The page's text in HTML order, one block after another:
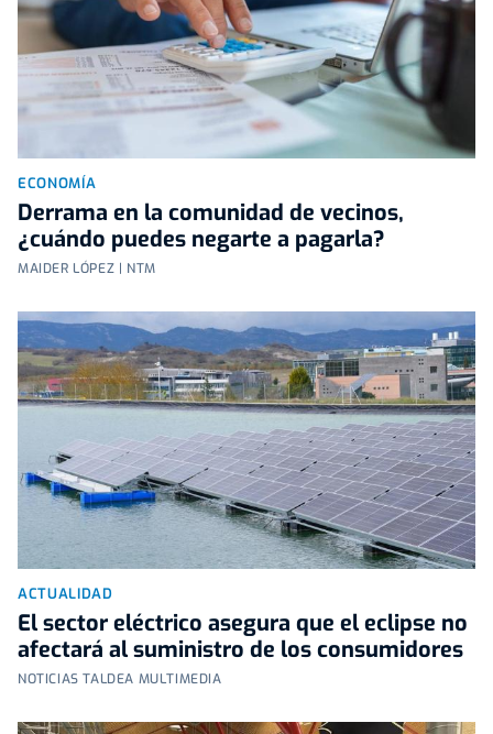
ECONOMÍA
Derrama en la comunidad de vecinos,
¿cuándo puedes negarte a pagarla?
MAIDER LÓPEZ | NTM
ACTUALIDAD
El sector eléctrico asegura que el eclipse no
afectará al suministro de los consumidores
NOTICIAS TALDEA MULTIMEDIA